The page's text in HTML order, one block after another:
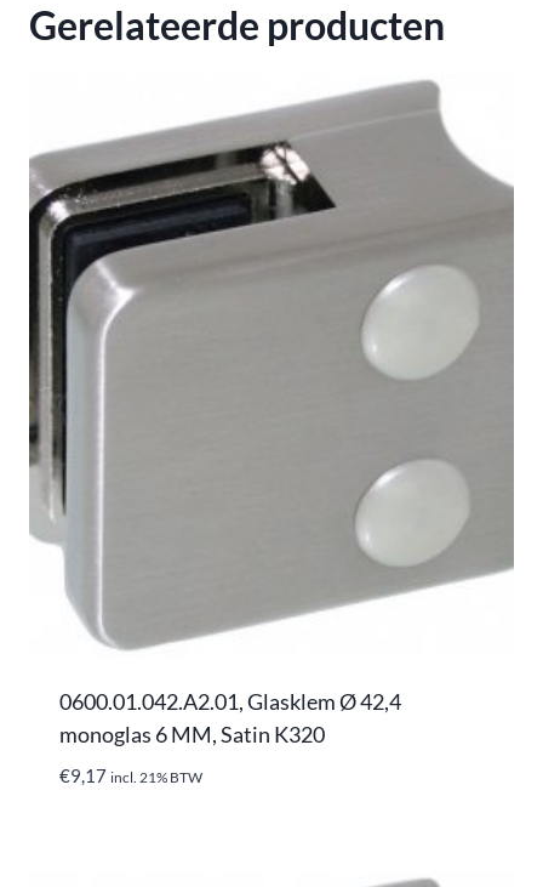
satin
Gerelateerde producten
0600.01.042.A2.01, Glasklem Ø 42,4
monoglas 6 MM, Satin K320
€9,17 incl. 21% BTW